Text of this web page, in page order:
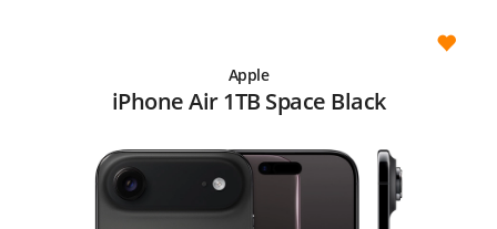
Apple
iPhone Air 1TB Space Black